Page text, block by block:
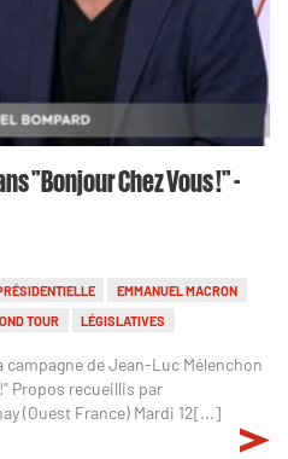
"Bonjour Chez Vous !" -
EMMANUEL MACRON
TOUR LÉGISLATIVES
de Jean-Luc Mélenchon
Propos recueillis par
(Ouest France) Mardi 12[...]